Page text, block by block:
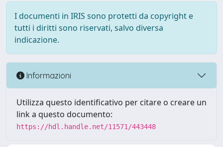
I documenti in IRIS sono protetti da copyright e
tutti i diritti sono riservati, salvo diversa
indicazione.
Informazioni
Utilizza questo identificativo per citare o creare un
link a questo documento:
https://hdl.handle.net/11571/443448